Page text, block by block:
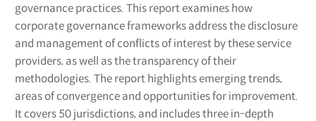
governance practices. This report examines how
corporate governance frameworks address the disclosure
and management of conflicts of interest by these service
providers, as well as the transparency of their
methodologies. The report highlights emerging trends,
areas of convergence and opportunities for improvement.
It covers 50 jurisdictions, and includes three in-depth